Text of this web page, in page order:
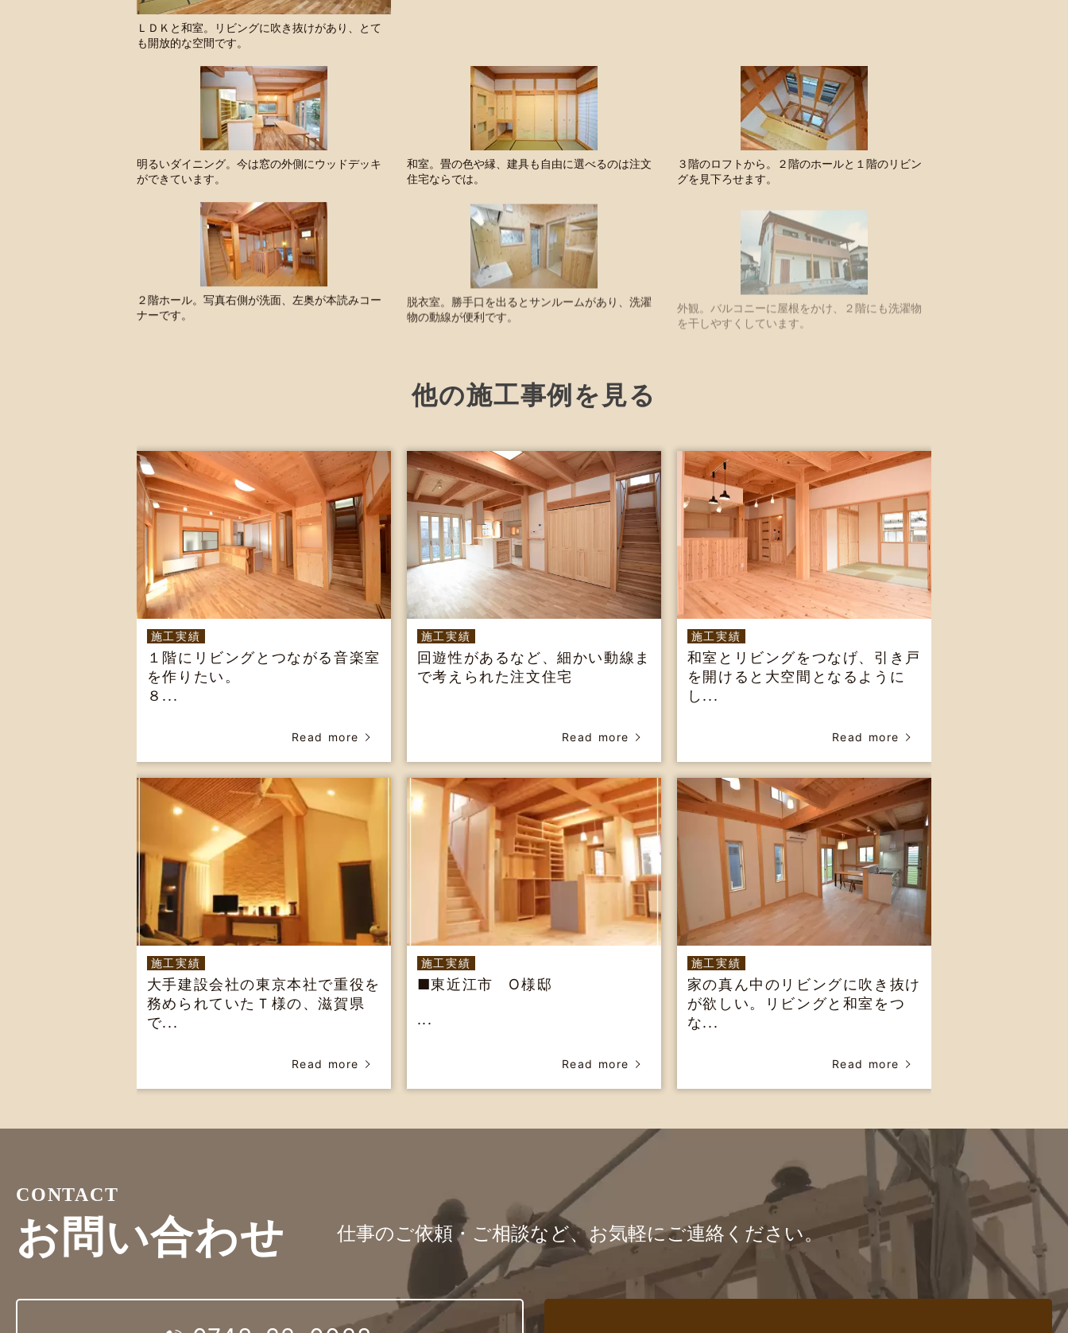
ＬＤＫと和室。リビングに吹き抜けがあり、とて
も開放的な空間です。
明るいダイニング。今は窓の外側にウッドデッキ
ができています。
和室。畳の色や縁、建具も自由に選べるのは注文
住宅ならでは。
３階のロフトから。２階のホールと１階のリビン
グを見下ろせます。
２階ホール。写真右側が洗面、左奥が本読みコー
ナーです。
脱衣室。勝手口を出るとサンルームがあり、洗濯
物の動線が便利です。
外観。バルコニーに屋根をかけ、２階にも洗濯物
を干しやすくしています。
他の施工事例を見る
施工実績
１階にリビングとつながる音楽室
を作りたい。
８...
Read more
施工実績
回遊性があるなど、細かい動線ま
で考えられた注文住宅
Read more
施工実績
和室とリビングをつなげ、引き戸
を開けると大空間となるように
し...
Read more
施工実績
大手建設会社の東京本社で重役を
務められていたＴ様の、滋賀県
で...
Read more
施工実績
■東近江市 O様邸
...
Read more
施工実績
家の真ん中のリビングに吹き抜け
が欲しい。リビングと和室をつ
な...
Read more
CONTACT
お問い合わせ 仕事のご依頼・ご相談など、お気軽にご連絡ください。